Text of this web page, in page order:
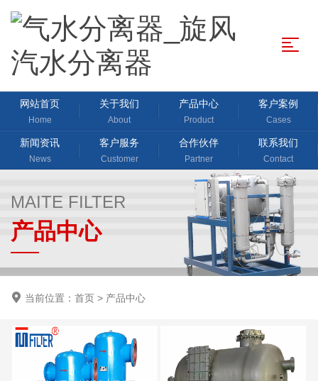
网站首页
Home
关于我们
About
产品中心
Product
客户案例
Cases
新闻资讯
News
客户服务
Customer
合作伙伴
Partner
联系我们
Contact
MAITE FILTER
产品中心
当前位置： 首页 > 产品中心